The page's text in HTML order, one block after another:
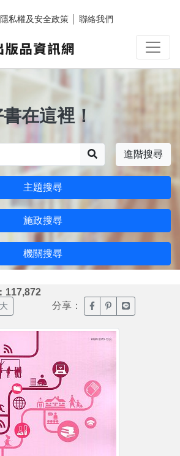
隱私權及安全政策 聯絡我們
在這裡！
進階搜尋
主題搜尋
施政搜尋
機關搜尋
117,872
大 分享： 臉書分享(另開新視窗)
噗浪分享(另開新
Line分享(另